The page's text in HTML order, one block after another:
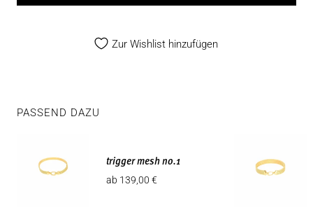
Zur Wishlist hinzufügen
PASSEND DAZU
trigger mesh no.1
Angebotspreis
ab 139,00 €